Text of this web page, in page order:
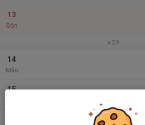
13
Sön
v.29
14
Mån
15